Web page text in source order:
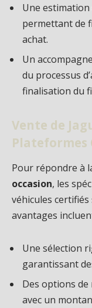
Une estimation
permettant de
achat.
Un
du processus
finalisation du
Vente de
Plateformes
Pour répondre à
occasion, les
véhicules
avantages
Une sélection
garantissant
Des options
avec un